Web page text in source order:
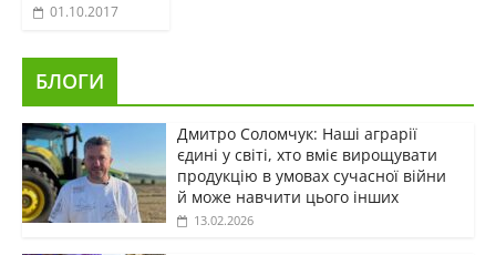
01.10.2017
БЛОГИ
Дмитро Соломчук: Наші аграрії
єдині у світі, хто вміє вирощувати
продукцію в умовах сучасної війни
й може навчити цього інших
13.02.2026